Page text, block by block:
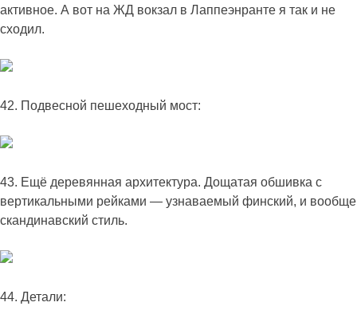
активное. А вот на ЖД вокзал в Лаппеэнранте я так и не
сходил.
42. Подвесной пешеходный мост:
43. Ещё деревянная архитектура. Дощатая обшивка с
вертикальными рейками — узнаваемый финский, и вообще
скандинавский стиль.
44. Детали: